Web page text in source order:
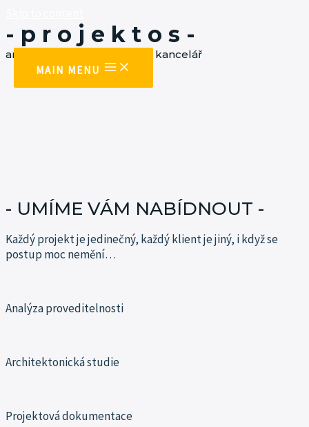
MAIN MENU
- p r o j e k t o s -
architektonická a projekční kancelář
- UMÍME VÁM NABÍDNOUT -
Každý projekt je jedinečný, každý klient je jiný, i když se
postup moc nemění…
Analýza proveditelnosti
Architektonická studie
Projektová dokumentace